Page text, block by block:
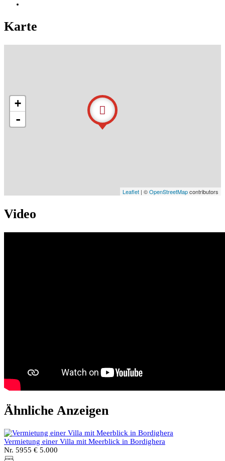
Karte
+
-
Leaflet | ©OpenStreetMapcontributors
Video
Ähnliche Anzeigen
Vermietung einer Villa mit Meerblick in Bordighera
Nr. 5955 € 5.000